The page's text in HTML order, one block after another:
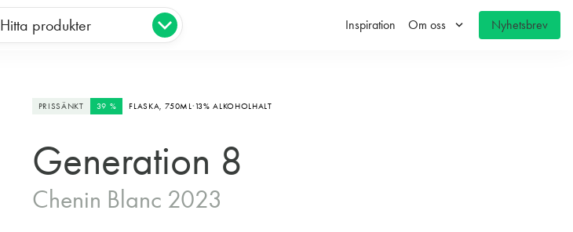
Hitta produkter Inspiration Om oss keyboard_arrow_down Nyhetsbrev
PRISSÄNKT 39 % FLASKA,750ML 13% ALKOHOLHALT
Generation 8
Chenin Blanc 2023